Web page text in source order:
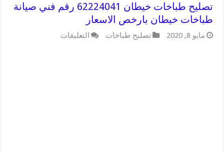
تصليح طباخات خيطان 62224041 رقم فني صيانة
طباخات خيطان بارخص الاسعار
مايو 8, 2020 تصليح طباخات التعليقات